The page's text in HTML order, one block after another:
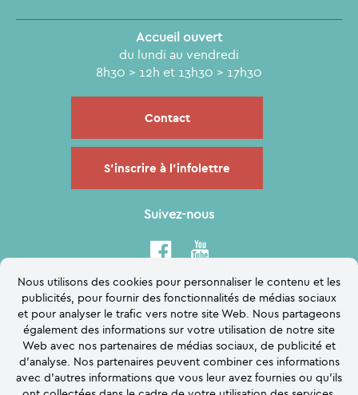
Accueil ouvert
du lundi au vendredi
8h30 > 12h et 13h30 > 17h30
Contact
S'inscrire à l'infolettre
Suivez-nous
Nous utilisons des cookies pour personnaliser le contenu et les
publicités, pour fournir des fonctionnalités de médias sociaux
et pour analyser le trafic vers notre site Web. Nous partageons
également des informations sur votre utilisation de notre site
Web avec nos partenaires de médias sociaux, de publicité et
d'analyse. Nos partenaires peuvent combiner ces informations
avec d'autres informations que vous leur avez fournies ou qu'ils